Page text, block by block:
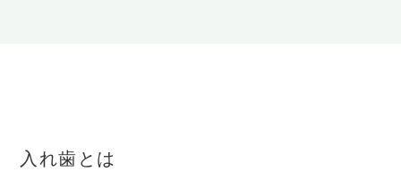
入れ歯とは